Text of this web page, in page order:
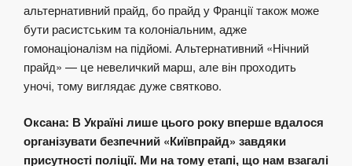
альтернативний прайд, бо прайд у Франції також може
бути расистським та колоніальним, адже
гомонаціоналізм на підйомі. Альтернативний «Нічний
прайд» — це невеличкий марш, але він проходить
уночі, тому виглядає дуже святково.
Оксана: В Україні лише цього року вперше вдалося
організувати безпечний «Київпрайд» завдяки
присутності поліції. Ми на тому етапі, що нам взагалі